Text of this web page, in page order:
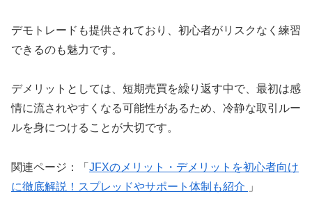
デモトレードも提供されており、初心者がリスクなく練習
できるのも魅力です。
デメリットとしては、短期売買を繰り返す中で、最初は感
情に流されやすくなる可能性があるため、冷静な取引ルー
ルを身につけることが大切です。
関連ページ：「 JFXのメリット・デメリットを初心者向け
に徹底解説！スプレッドやサポート体制も紹介
」